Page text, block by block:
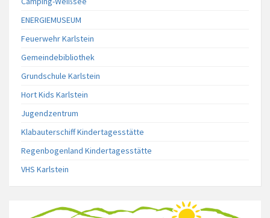
ENERGIEMUSEUM
Feuerwehr Karlstein
Gemeindebibliothek
Grundschule Karlstein
Hort Kids Karlstein
Jugendzentrum
Klabauterschiff Kindertagesstätte
Regenbogenland Kindertagesstätte
VHS Karlstein